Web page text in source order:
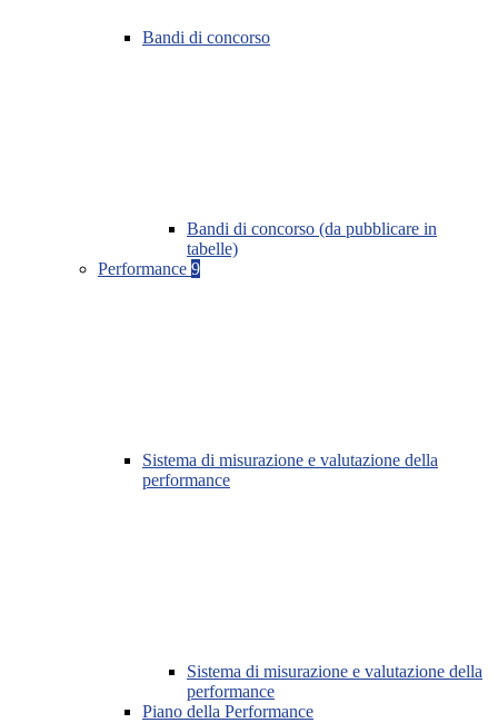
Bandi di concorso
Bandi di concorso (da pubblicare in
tabelle)
Performance 9
Sistema di misurazione e valutazione della
performance
Sistema di misurazione e valutazione della
performance
Piano della Performance